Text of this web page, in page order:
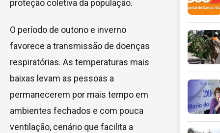
proteção coletiva da população.
O período de outono e inverno
favorece a transmissão de doenças
respiratórias. As temperaturas mais
baixas levam as pessoas a
permanecerem por mais tempo em
ambientes fechados e com pouca
ventilação, cenário que facilita a